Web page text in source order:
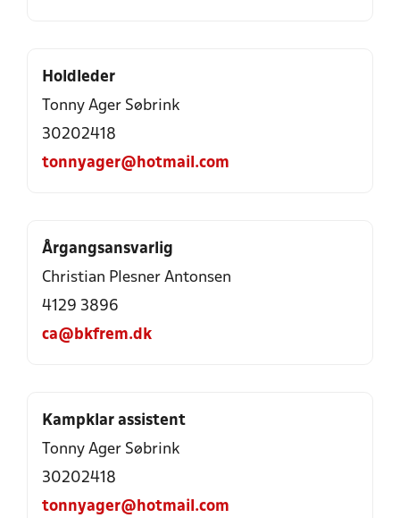
Holdleder
Tonny Ager Søbrink
30202418
tonnyager@hotmail.com
Årgangsansvarlig
Christian Plesner Antonsen
4129 3896
ca@bkfrem.dk
Kampklar assistent
Tonny Ager Søbrink
30202418
tonnyager@hotmail.com